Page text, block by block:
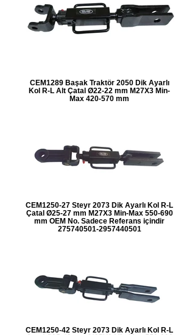
CEM1289 Başak Traktör 2050 Dik Ayarlı
Kol R-L Alt Çatal Ø22-22 mm M27X3 Min-
Max 420-570 mm
CEM1250-27 Steyr 2073 Dik Ayarlı Kol R-L
Çatal Ø25-27 mm M27X3 Min-Max 550-690
mm OEM No. Sadece Referans içindir
275740501-2957440501
CEM1250-42 Steyr 2073 Dik Ayarlı Kol R-L